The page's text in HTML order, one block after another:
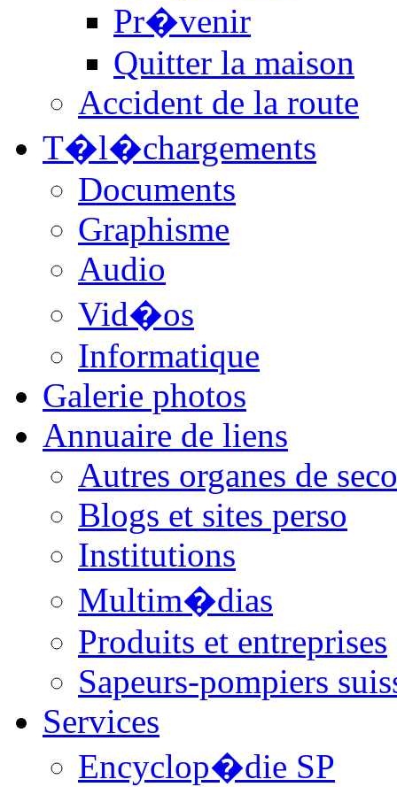
Pr�venir
Quitter la maison
Accident de la route
T�l�chargements
Documents
Graphisme
Audio
Vid�os
Informatique
Galerie photos
Annuaire de liens
Autres organes de
Blogs et sites perso
Institutions
Multim�dias
Produits et entreprises
Sapeurs-pompiers
Services
Encyclop�die SP